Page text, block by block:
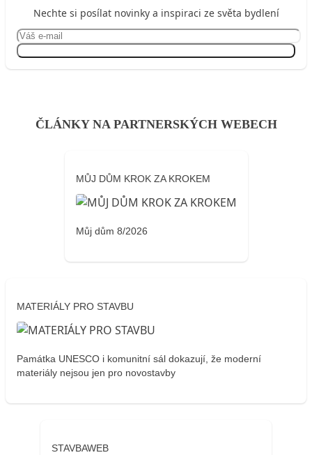
Nechte si posílat novinky a inspiraci ze světa bydlení
ČLÁNKY NA PARTNERSKÝCH WEBECH
MŮJ DŮM KROK ZA KROKEM
Můj dům 8/2026
MATERIÁLY PRO STAVBU
Památka UNESCO i komunitní sál dokazují, že moderní
materiály nejsou jen pro novostavby
STAVBAWEB